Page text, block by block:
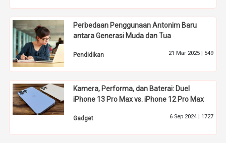
Perbedaan Penggunaan Antonim Baru
antara Generasi Muda dan Tua
Pendidikan 21 Mar 2025 | 549
Kamera, Performa, dan Baterai: Duel
iPhone 13 Pro Max vs. iPhone 12 Pro Max
Gadget 6 Sep 2024 | 1727